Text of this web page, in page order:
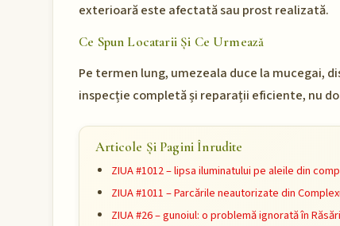
exterioară este afectată sau prost realizată.
Ce Spun Locatarii Și Ce Urmează
Pe termen lung, umezeala duce la mucegai,
inspecție completă și reparații eficiente, nu
Articole Și Pagini Înrudite
ZIUA #1012 – lipsa iluminatului pe aleile din
ZIUA #1011 – Parcările neautorizate din
ZIUA #26 – gunoiul: o problemă ignorată în